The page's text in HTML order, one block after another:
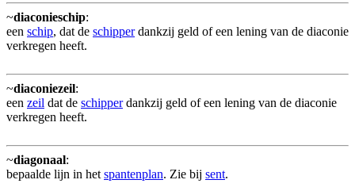
~diaconieschip:
een schip, dat de schipperdankzij geld of een lening van de diaconie
verkregen heeft.
~diaconiezeil:
een zeil dat de schipperdankzij geld of een lening van de diaconie
verkregen heeft.
~diagonaal:
bepaalde lijn in het spantenplan. Zie bij sent.